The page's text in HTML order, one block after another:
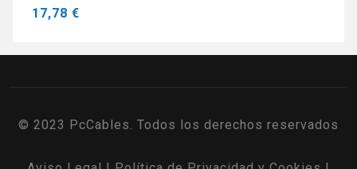
17,78 €
© 2023 PcCables. Todos los derechos reservados